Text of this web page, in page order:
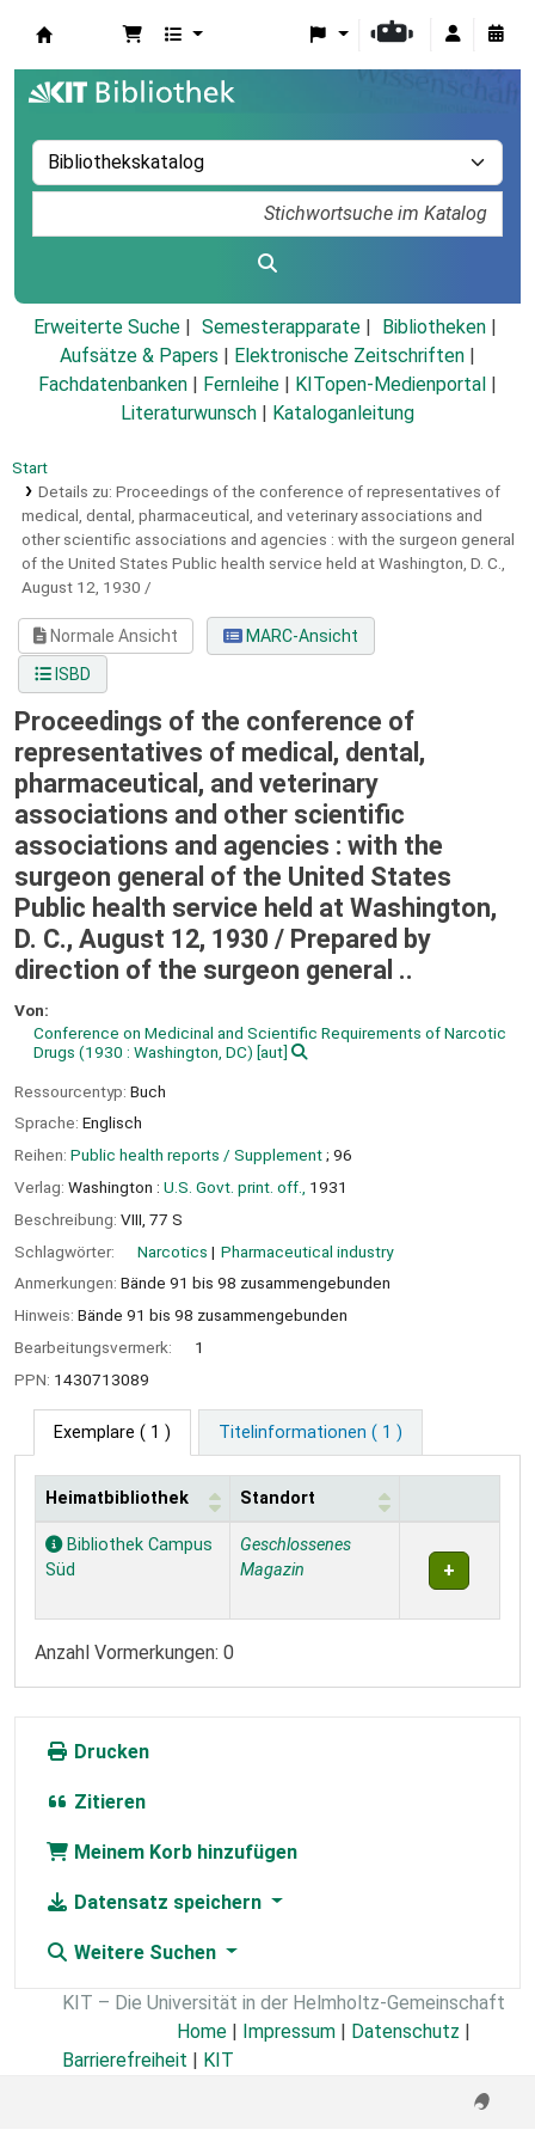
Erweiterte Suche Semesterapparate
Bibliotheken
Aufsätze & Papers
Elektronische Zeitschriften
Fachdatenbanken
Fernleihe KITopen-Medienportal
Literaturwunsch
Kataloganleitung
Start
Details zu: Proceedings of the conference of representatives of
medical, dental, pharmaceutical, and veterinary associations and
other scientific associations and agencies : with the surgeon general
of the United States Public health service held at Washington, D. C.,
August 12, 1930 /
Normale Ansicht
MARC-Ansicht
ISBD
Proceedings of the conference of
representatives of medical, dental,
pharmaceutical, and veterinary
associations and other scientific
associations and agencies : with the
surgeon general of the United States
Public health service held at Washington,
D. C., August 12, 1930 / Prepared by
direction of the surgeon general ..
Von:
Conference on Medicinal and Scientific Requirements of Narcotic
Drugs (1930 : Washington, DC) [aut]
Ressourcentyp: Buch
Sprache: Englisch
Reihen: Public health reports / Supplement; 96
Verlag: Washington : U.S. Govt. print. off.,
1931
Beschreibung: VIII, 77 S
Schlagwörter:
Narcotics
Pharmaceutical industry
Anmerkungen: Bände 91 bis 98 zusammengebunden
Hinweis: Bände 91 bis 98 zusammengebunden
Bearbeitungsvermerk:
1
PPN: 1430713089
Exemplare ( 1 ) Titelinformationen ( 1 )
Exemplare
Heimatbibliothek Standort
Bibliothek Campus
Süd
Geschlossenes
Magazin
Anzahl Vormerkungen: 0
Drucken
Zitieren
Meinem Korb hinzufügen
Datensatz speichern
Weitere Suchen
KIT – Die Universität in der Helmholtz-Gemeinschaft
Home | Impressum | Datenschutz |
Barrierefreiheit | KIT